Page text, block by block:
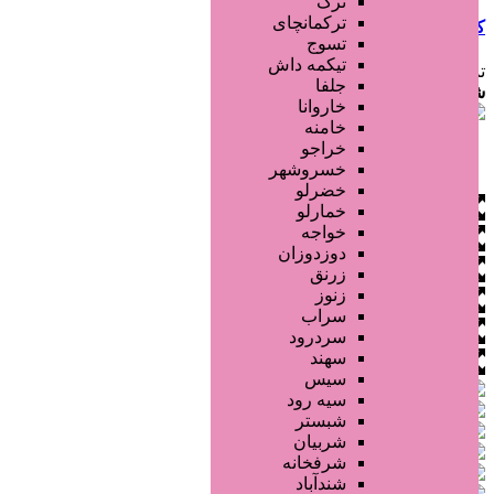
ترکمانچای
تسوج
تیکمه داش
جلفا
خاروانا
خامنه
خراجو
خسروشهر
خضرلو
خمارلو
خواجه
دوزدوزان
زرنق
زنوز
سراب
سردرود
سهند
سیس
سیه رود
شبستر
شربیان
شرفخانه
شندآباد
کرمان
تماس بگیرید
شماره آگهی:
1623